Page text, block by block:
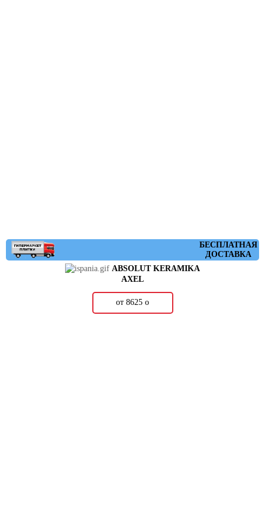
БЕСПЛАТНАЯ
ДОСТАВКА
ABSOLUT KERAMIKA
AXEL
от 8625 о